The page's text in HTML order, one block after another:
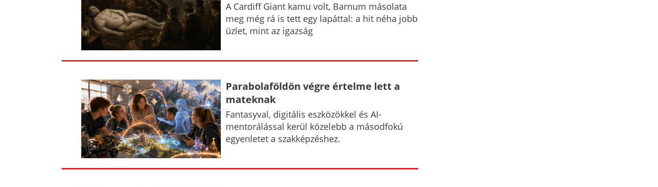
A Cardiff Giant kamu volt, Barnum másolata
meg még rá is tett egy lapáttal: a hit néha jobb
üzlet, mint az igazság
Parabolaföldön végre értelme lett a
mateknak
Fantasyval, digitális eszközökkel és AI-
mentorálással kerül közelebb a másodfokú
egyenletet a szakképzéshez.